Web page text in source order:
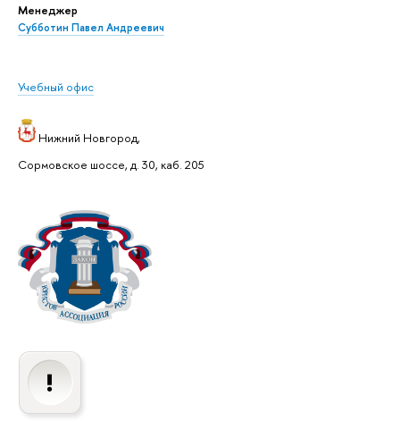
Менеджер
Субботин Павел Андреевич
Учебный офис
Нижний Новгород,
Сормовское шоссе, д. 30, каб. 205